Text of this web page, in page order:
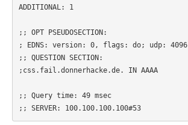
ADDITIONAL: 1
;; OPT PSEUDOSECTION:
; EDNS: version: 0, flags: do; udp: 4096
;; QUESTION SECTION:
;css.fail.donnerhacke.de. IN AAAA
;; Query time: 49 msec
;; SERVER: 100.100.100.100#53